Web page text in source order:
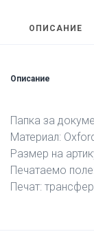
ОПИСАНИЕ
Описание
Папка за
Материал:
Размер на
Печатаемо
Печат: